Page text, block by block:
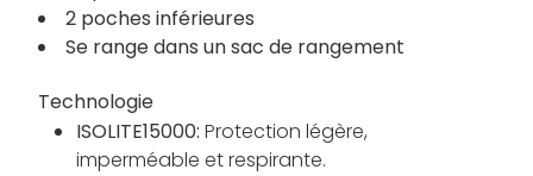
2 poches inférieures
Se range dans un sac de rangement
Technologie
ISOLITE15000: Protection légère,
imperméable et respirante.